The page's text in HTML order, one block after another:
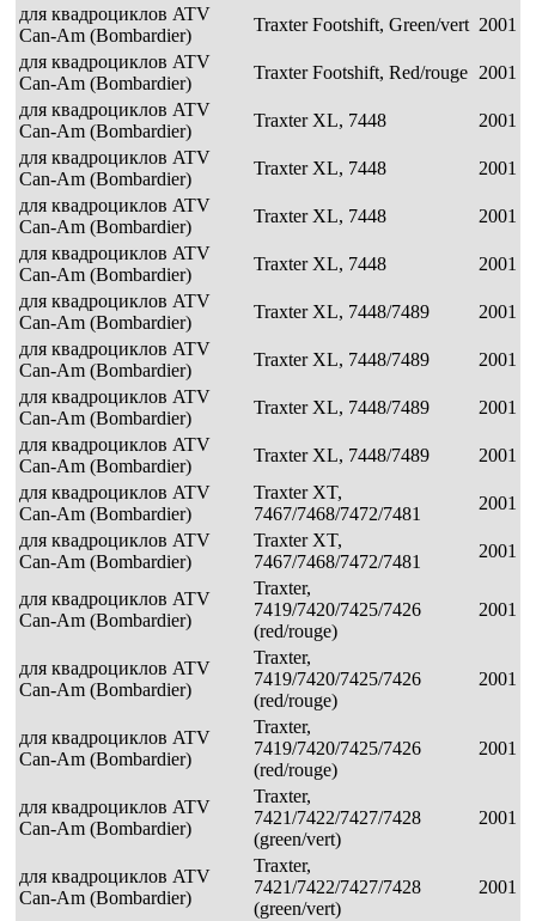
для квадроциклов ATV
Can-Am (Bombardier)
Traxter Footshift, Green/vert 2001
для квадроциклов ATV
Can-Am (Bombardier)
Traxter Footshift, Red/rouge 2001
для квадроциклов ATV
Can-Am (Bombardier)
Traxter XL, 7448
2001
для квадроциклов ATV
Can-Am (Bombardier)
Traxter XL, 7448
2001
для квадроциклов ATV
Can-Am (Bombardier)
Traxter XL, 7448
2001
для квадроциклов ATV
Can-Am (Bombardier)
Traxter XL, 7448
2001
для квадроциклов ATV
Can-Am (Bombardier)
Traxter XL, 7448/7489
2001
для квадроциклов ATV
Can-Am (Bombardier)
Traxter XL, 7448/7489
2001
для квадроциклов ATV
Can-Am (Bombardier)
Traxter XL, 7448/7489
2001
для квадроциклов ATV
Can-Am (Bombardier)
Traxter XL, 7448/7489
2001
для квадроциклов ATV
Can-Am (Bombardier)
Traxter XT,
7467/7468/7472/7481
2001
для квадроциклов ATV
Can-Am (Bombardier)
Traxter XT,
7467/7468/7472/7481
2001
для квадроциклов ATV
Can-Am (Bombardier)
Traxter,
7419/7420/7425/7426
(red/rouge)
2001
для квадроциклов ATV
Can-Am (Bombardier)
Traxter,
7419/7420/7425/7426
(red/rouge)
2001
для квадроциклов ATV
Can-Am (Bombardier)
Traxter,
7419/7420/7425/7426
(red/rouge)
2001
для квадроциклов ATV
Can-Am (Bombardier)
Traxter,
7421/7422/7427/7428
(green/vert)
2001
для квадроциклов ATV
Can-Am (Bombardier)
Traxter,
7421/7422/7427/7428
(green/vert)
2001